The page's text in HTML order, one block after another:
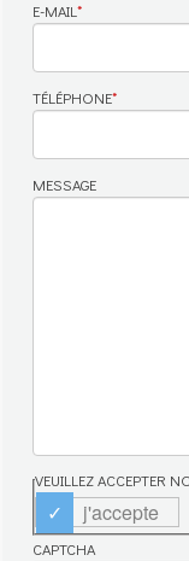
E-MAIL*
TÉLÉPHONE*
MESSAGE
VEUILLEZ ACCEPTER
j'accepte
CAPTCHA